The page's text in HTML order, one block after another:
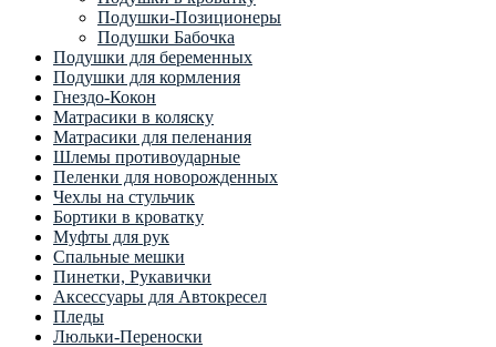
Подушки-Позиционеры
Подушки Бабочка
Подушки для беременных
Подушки для кормления
Гнездо-Кокон
Матрасики в коляску
Матрасики для пеленания
Шлемы противоударные
Пеленки для новорожденных
Чехлы на стульчик
Бортики в кроватку
Муфты для рук
Спальные мешки
Пинетки, Рукавички
Аксессуары для Автокресел
Пледы
Люльки-Переноски